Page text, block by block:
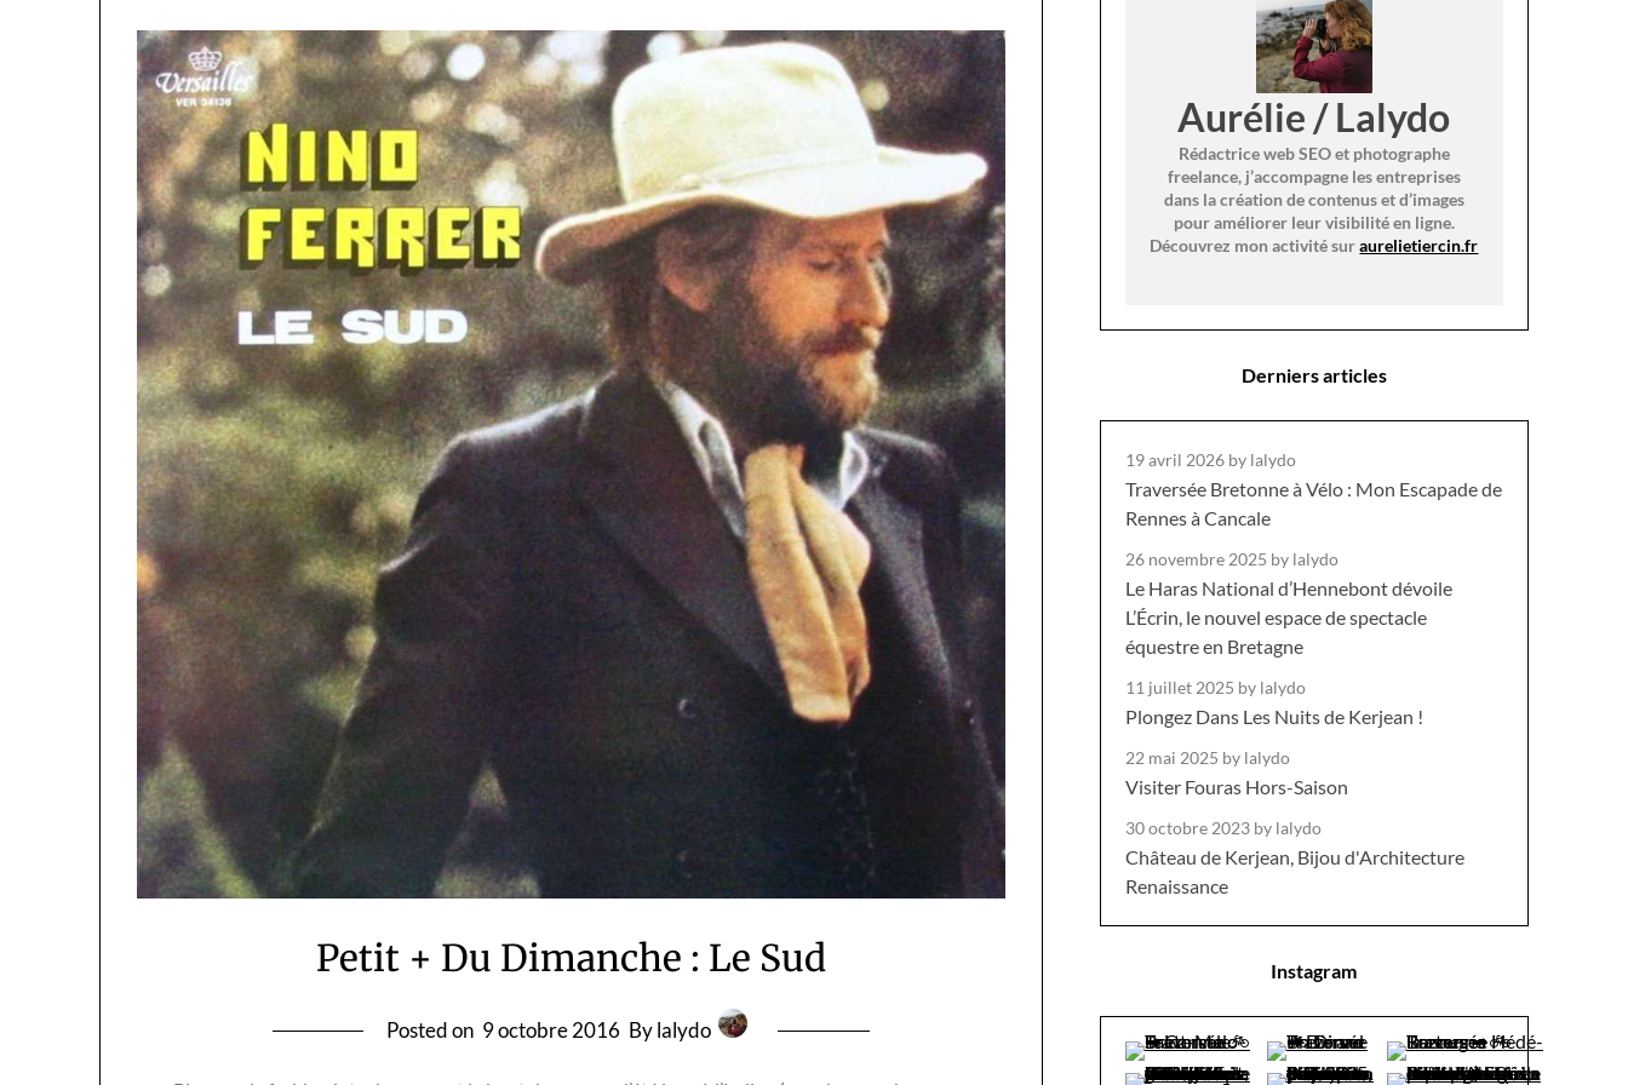
Petit + Du Dimanche : Le Sud
Posted on 9 octobre 2016 By lalydo
Aurélie / Lalydo
Rédactrice web SEO et photographe
freelance, j’accompagne les entreprises
dans la création de contenus et d’images
pour améliorer leur visibilité en ligne.
Découvrez mon activité suraurelietiercin.fr
Derniers articles
19 avril 2026 by lalydo
Traversée Bretonne à Vélo : Mon Escapade de
Rennes à Cancale
26 novembre 2025 by lalydo
Le Haras National d’Hennebont dévoile
L’Écrin, le nouvel espace de spectacle
équestre en Bretagne
11 juillet 2025 by lalydo
Plongez Dans Les Nuits de Kerjean !
22 mai 2025 by lalydo
Visiter Fouras Hors-Saison
30 octobre 2023 by lalydo
Château de Kerjean, Bijou d'Architecture
Renaissance
Instagram